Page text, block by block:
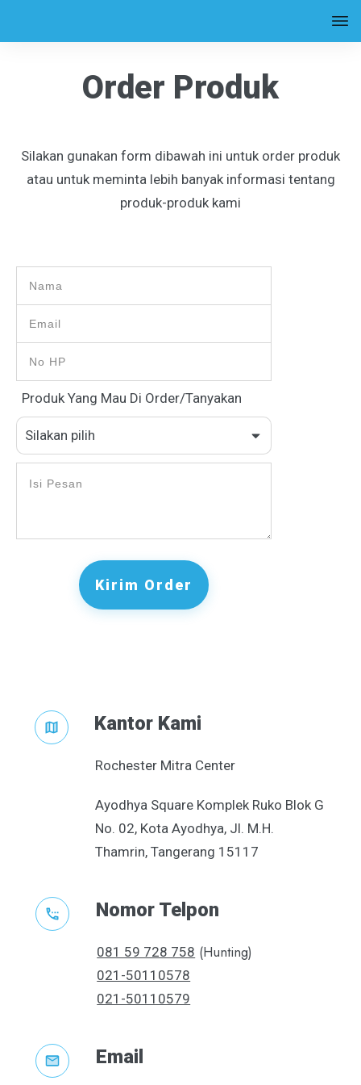
Order Produk
Silakan gunakan form dibawah ini untuk order produk
atau untuk meminta lebih banyak informasi tentang
produk-produk kami
Produk Yang Mau Di Order/Tanyakan
Silakan pilih
Kirim Order
Kantor Kami
Rochester Mitra Center
Ayodhya Square Komplek Ruko Blok G
No. 02, Kota Ayodhya, Jl. M.H.
Thamrin, Tangerang 15117
Nomor Telpon
081 59 728 758 (Hunting)
021-50110578
021-50110579
Email